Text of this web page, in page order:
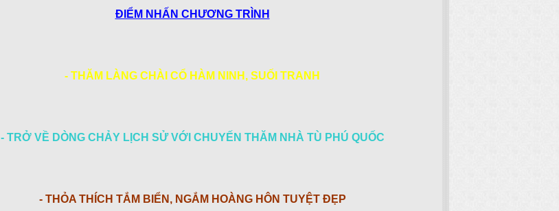
ĐIỂM NHẤN CHƯƠNG TRÌNH
- THĂM LÀNG CHÀI CỔ HÀM NINH, SUỐI TRANH
- TRỞ VỀ DÒNG CHẢY LỊCH SỬ VỚI CHUYẾN THĂM NHÀ TÙ PHÚ QUỐC
- THỎA THÍCH TẮM BIỂN, NGẮM HOÀNG HÔN TUYỆT ĐẸP